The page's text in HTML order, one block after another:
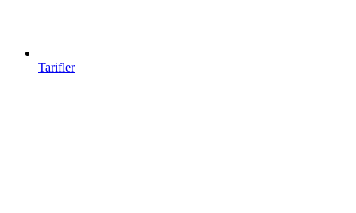
Tarifler